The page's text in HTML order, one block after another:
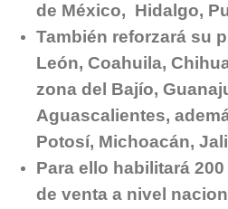
de México, Hidalgo,
También reforzará su
León, Coahuila,
zona del Bajío,
Aguascalientes,
Potosí, Michoacán,
Para ello habilitará
de venta a nivel